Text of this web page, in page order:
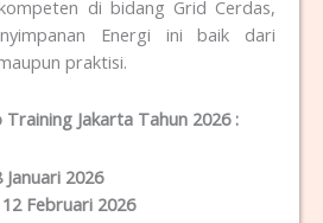
di bidang Grid Cerdas,
Energi ini baik dari
praktisi.
Training Jakarta Tahun 2026 :
2026
Februari 2026